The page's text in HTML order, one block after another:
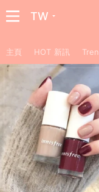
TW
主頁 HOT 新訊